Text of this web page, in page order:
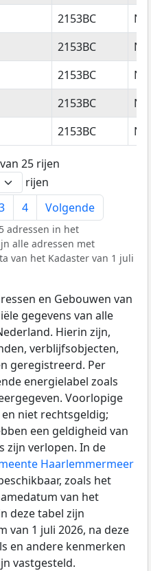
2153BC
2153BC
2153BC
2153BC
2153BC
25 rijen
rijen
4 Volgende
adressen in het
alle adressen met
van het Kadaster van 1 juli
en Gebouwen van
gegevens van alle
Hierin zijn,
verblijfsobjecten,
geregistreerd. Per
energielabel zoals
Voorlopige
niet rechtsgeldig;
een geldigheid van
zijn verlopen. In de
Haarlemmermeer
zoals het
van het
deze tabel zijn
van 1 juli 2026, na deze
en andere kenmerken
vastgesteld.